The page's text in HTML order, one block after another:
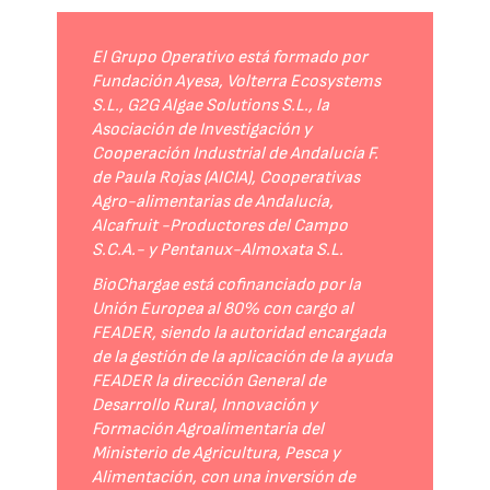
El Grupo Operativo está formado por
Fundación Ayesa, Volterra Ecosystems
S.L., G2G Algae Solutions S.L., la
Asociación de Investigación y
Cooperación Industrial de Andalucía F.
de Paula Rojas (AICIA), Cooperativas
Agro-alimentarias de Andalucía,
Alcafruit -Productores del Campo
S.C.A.- y Pentanux-Almoxata S.L.
BioChargae está cofinanciado por la
Unión Europea al 80% con cargo al
FEADER, siendo la autoridad encargada
de la gestión de la aplicación de la ayuda
FEADER la dirección General de
Desarrollo Rural, Innovación y
Formación Agroalimentaria del
Ministerio de Agricultura, Pesca y
Alimentación, con una inversión de